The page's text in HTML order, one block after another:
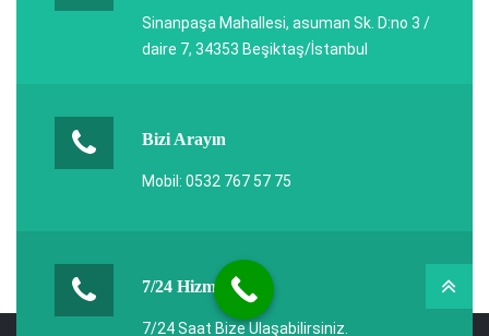
Sinanpaşa Mahallesi, asuman Sk. D:no 3 /
daire 7, 34353 Beşiktaş/İstanbul
Bizi Arayın
Mobil: 0532 767 57 75
7/24 Hizmet
7/24 Saat Bize Ulaşabilirsiniz.